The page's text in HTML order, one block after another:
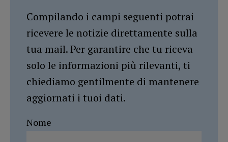
Compilando i campi seguenti potrai
ricevere le notizie direttamente sulla
tua mail. Per garantire che tu riceva
solo le informazioni più rilevanti, ti
chiediamo gentilmente di mantenere
aggiornati i tuoi dati.
Nome